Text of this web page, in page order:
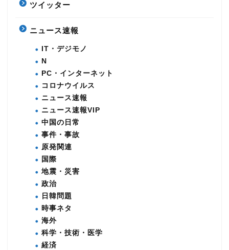
ツイッター
ニュース速報
IT・デジモノ
N
PC・インターネット
コロナウイルス
ニュース速報
ニュース速報VIP
中国の日常
事件・事故
原発関連
国際
地震・災害
政治
日韓問題
時事ネタ
海外
科学・技術・医学
経済